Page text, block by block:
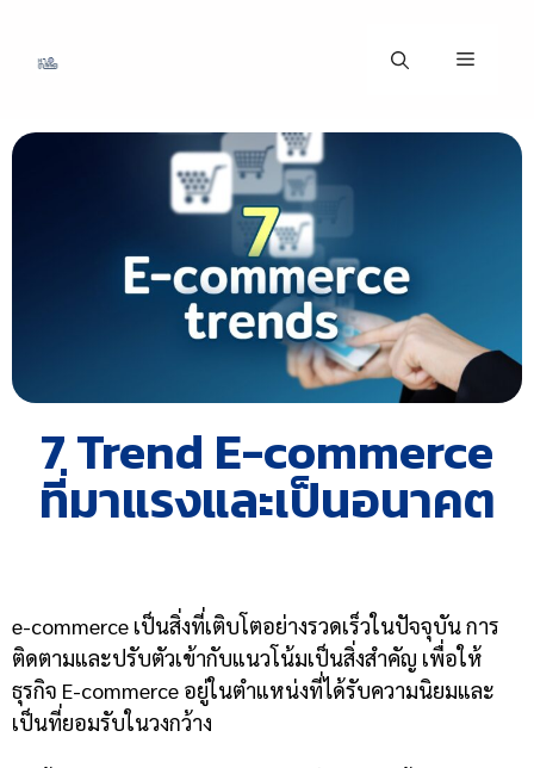
7 Trend E-commerce
ที่มาแรงและเป็นอนาคต
e-commerce เป็นสิ่งที่เติบโตอย่างรวดเร็วในปัจจุบัน การ
ติดตามและปรับตัวเข้ากับแนวโน้มเป็นสิ่งสำคัญ เพื่อให้
ธุรกิจ E-commerce อยู่ในตำแหน่งที่ได้รับความนิยมและ
เป็นที่ยอมรับในวงกว้าง